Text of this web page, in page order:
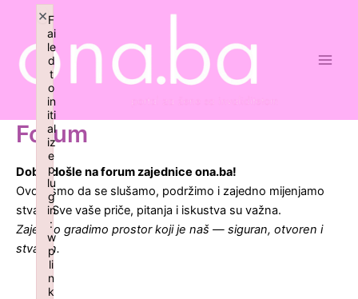
content
Forum
Dobrodošle na forum zajednice ona.ba!
Ovdje smo da se slušamo, podržimo i zajedno mijenjamo
stvari. Sve vaše priče, pitanja i iskustva su važna.
Zajedno gradimo prostor koji je naš — siguran, otvoren i
stvaran.
Forum
Navigation
breadcrumbs
-
You
F
ai
le
d
t
o
in
iti
al
iz
e
p
lu
g
in
:
w
p
li
n
k
×